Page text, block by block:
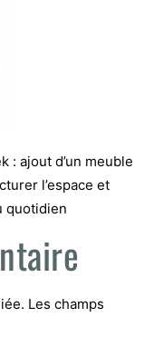
: ajout d’un meuble
l’espace et
quotidien
Les champs